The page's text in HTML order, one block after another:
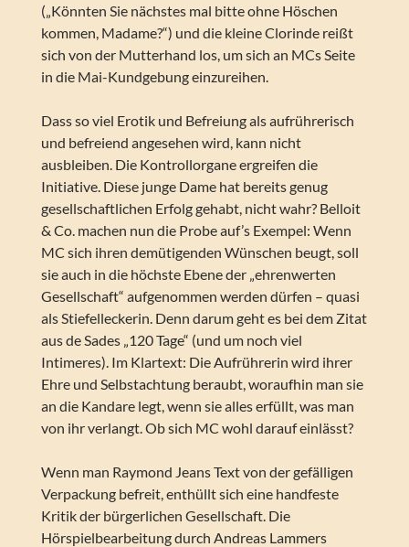
(„Könnten Sie nächstes mal bitte ohne Höschen
kommen, Madame?“) und die kleine Clorinde reißt
sich von der Mutterhand los, um sich an MCs Seite
in die Mai-Kundgebung einzureihen.
Dass so viel Erotik und Befreiung als aufrührerisch
und befreiend angesehen wird, kann nicht
ausbleiben. Die Kontrollorgane ergreifen die
Initiative. Diese junge Dame hat bereits genug
gesellschaftlichen Erfolg gehabt, nicht wahr? Belloit
& Co. machen nun die Probe auf’s Exempel: Wenn
MC sich ihren demütigenden Wünschen beugt, soll
sie auch in die höchste Ebene der „ehrenwerten
Gesellschaft“ aufgenommen werden dürfen – quasi
als Stiefelleckerin. Denn darum geht es bei dem Zitat
aus de Sades „120 Tage“ (und um noch viel
Intimeres). Im Klartext: Die Aufrührerin wird ihrer
Ehre und Selbstachtung beraubt, woraufhin man sie
an die Kandare legt, wenn sie alles erfüllt, was man
von ihr verlangt. Ob sich MC wohl darauf einlässt?
Wenn man Raymond Jeans Text von der gefälligen
Verpackung befreit, enthüllt sich eine handfeste
Kritik der bürgerlichen Gesellschaft. Die
Hörspielbearbeitung durch Andreas Lammers